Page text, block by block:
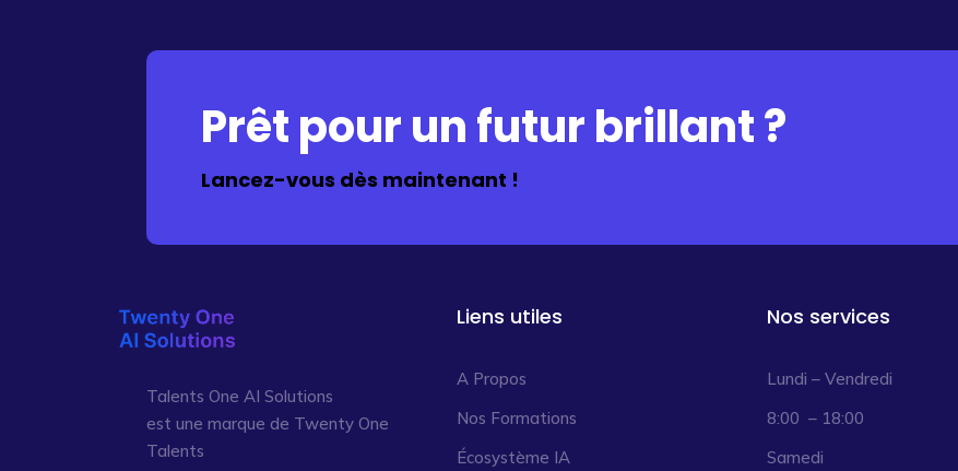
Prêt pour un futur brillant ?
Lancez-vous dès maintenant !
Talents One AI Solutions
est une marque de Twenty One
Talents
Liens utiles
A Propos
Nos Formations
Écosystème IA
Nos services
Lundi – Vendredi
8:00 – 18:00
Samedi